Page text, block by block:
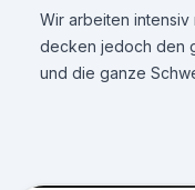
Wir arbeiten intensiv
decken jedoch den
und die ganze